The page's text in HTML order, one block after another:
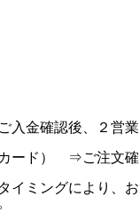
金確認後、２営業
カード） ⇒ご注文確
イミングにより、お